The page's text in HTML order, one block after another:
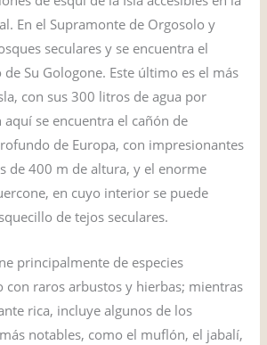
En el Supramonte de Orgosolo y
seculares y se encuentra el
Su Gologone. Este último es el más
con sus 300 litros de agua por
aquí se encuentra el cañón de
de Europa, con impresionantes
de 400 m de altura, y el enorme
en cuyo interior se puede
de tejos seculares.
principalmente de especies
con raros arbustos y hierbas; mientras
rica, incluye algunos de los
notables, como el muflón, el jabalí,